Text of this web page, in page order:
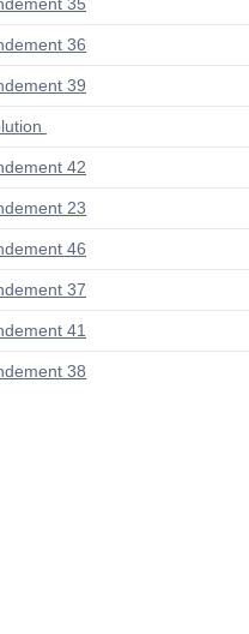
36
39
42
23
46
37
41
38